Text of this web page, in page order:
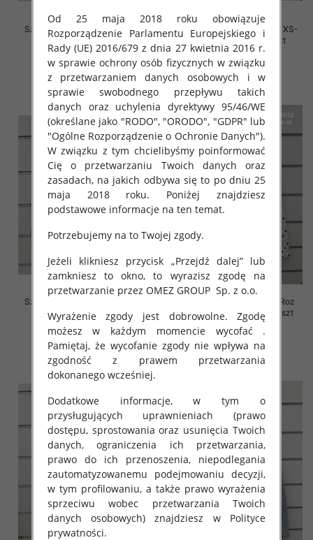
Szorty damskie jeansy Roz XS-
XL, 1 Kolor Paczka 10 szt
46.00 zł
szczegóły
Szorty damskie jeansy Roz XS-
XL, 1 Kolor Paczka 10 szt
44.00 zł
szczegóły
Szorty damskie jeansy Roz XS-
XL, 1 Kolor Paczka 10 szt
44.00 zł
szczegóły
Rybaczki damskie jeansy Roz
XS-XL, 1 Kolor Paczka 10 szt
54.00 zł
szczegóły
Od 25 maja 2018 roku obowiązuje
Rozporządzenie Parlamentu Europejskiego i
Rady (UE) 2016/679 z dnia 27 kwietnia 2016 r.
w sprawie ochrony osób fizycznych w związku
z przetwarzaniem danych osobowych i w
sprawie swobodnego przepływu takich
danych oraz uchylenia dyrektywy 95/46/WE
(określane jako "RODO", "ORODO", "GDPR" lub
"Ogólne Rozporządzenie o Ochronie Danych").
W związku z tym chcielibyśmy poinformować
Cię o przetwarzaniu Twoich danych oraz
zasadach, na jakich odbywa się to po dniu 25
maja 2018 roku. Poniżej znajdziesz
podstawowe informacje na ten temat.
Potrzebujemy na to Twojej zgody.
Jeżeli klikniesz przycisk „Przejdź dalej” lub
zamkniesz to okno, to wyrazisz zgodę na
przetwarzanie przez OMEZ GROUP Sp. z o.o.
Wyrażenie zgody jest dobrowolne. Zgodę
możesz w każdym momencie wycofać .
Pamiętaj, że wycofanie zgody nie wpływa na
zgodność z prawem przetwarzania
dokonanego wcześniej.
Dodatkowe informacje, w tym o
przysługujących uprawnieniach (prawo
dostępu, sprostowania oraz usunięcia Twoich
danych, ograniczenia ich przetwarzania,
prawo do ich przenoszenia, niepodlegania
zautomatyzowanemu podejmowaniu decyzji,
w tym profilowaniu, a także prawo wyrażenia
sprzeciwu wobec przetwarzania Twoich
danych osobowych) znajdziesz w Polityce
prywatności.